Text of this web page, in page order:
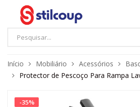
Início Mobiliário Acessórios
Protector de Pescoço Para Rampa
-35%